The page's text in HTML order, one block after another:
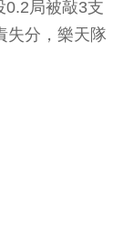
0.2局被敲3支
失分，樂天隊